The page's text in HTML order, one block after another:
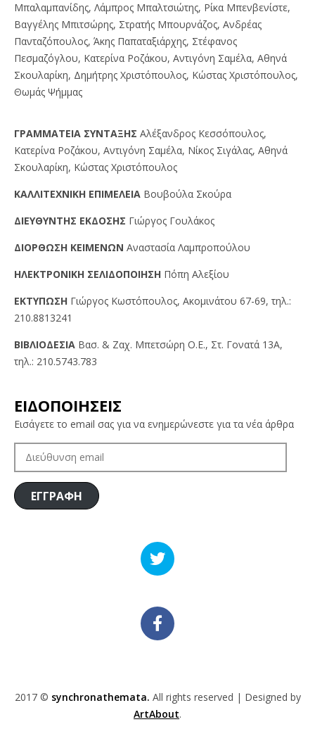
Μπαλαμπανίδης, Λάμπρος Μπαλτσιώτης, Ρίκα Μπενβενίστε,
Βαγγέλης Μπιτσώρης, Στρατής Μπουρνάζος, Ανδρέας
Πανταζόπουλος, Άκης Παπαταξιάρχης, Στέφανος
Πεσμαζόγλου, Κατερίνα Ροζάκου, Αντιγόνη Σαμέλα, Αθηνά
Σκουλαρίκη, Δημήτρης Χριστόπουλος, Κώστας Χριστόπουλος,
Θωμάς Ψήμμας
ΓPAMMATEIA ΣYNTAΞHΣ Αλέξανδρος Κεσσόπουλος,
Κατερίνα Ροζάκου, Αντιγόνη Σαμέλα, Νίκος Σιγάλας, Αθηνά
Σκουλαρίκη, Κώστας Χριστόπουλος
KAΛΛITEXNIKH EΠIMEΛEIA Βουβούλα Σκούρα
ΔIEYΘYNTHΣ EKΔOΣHΣ Γιώργος Γουλάκος
ΔIOPΘΩΣH KEIMENΩN Αναστασία Λαμπροπούλου
HΛEKTPONIKH ΣEΛIΔOΠOIHΣH Πόπη Αλεξίου
EKTYΠΩΣH Γιώργος Kωστόπουλος, Aκομινάτου 67-69, τηλ.:
210.8813241
BIBΛIOΔEΣIA Βασ. & Ζαχ. Μπετσώρη O.Ε., Στ. Γονατά 13A,
τηλ.: 210.5743.783
ΕΙΔΟΠΟΙΗΣΕΙΣ
Εισάγετε το email σας για να ενημερώνεστε για τα νέα άρθρα
ΔΙΕΎΘΥΝΣΗ
ΕΓΓΡΑΦΗ
2017 © synchronathemata. All rights reserved | Designed by
ArtAbout.